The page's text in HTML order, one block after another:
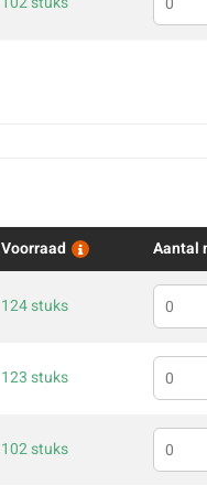
Voorraad Aantal
124 stuks
123 stuks
102 stuks